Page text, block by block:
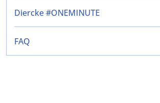
Diercke #ONEMINUTE
FAQ